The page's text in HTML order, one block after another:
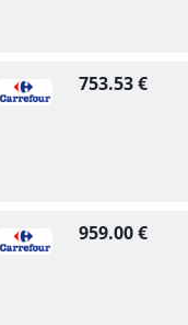
753.53 €
959.00 €